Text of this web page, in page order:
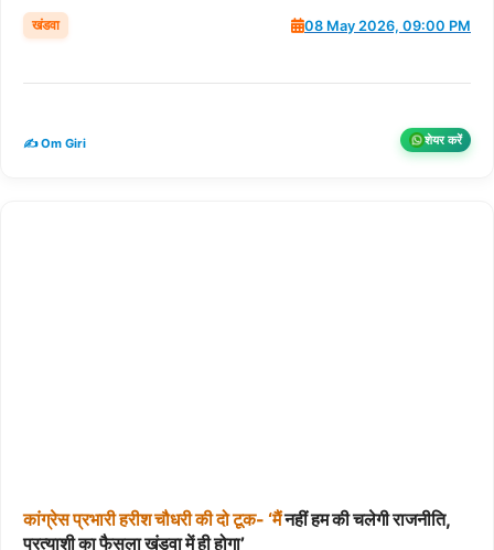
खंडवा 08 May 2026, 09:00 PM
✍️ Om Giri शेयर करें
कांग्रेसप्रभारीहरीशचौधरीकीदोटूक- ‘मैंनहीं हम की चलेगी राजनीति,
प्रत्याशी का फैसला खंडवा में ही होगा’